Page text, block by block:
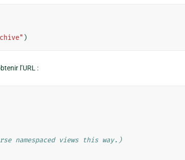
)
l’URL :
namespaced views this way.)